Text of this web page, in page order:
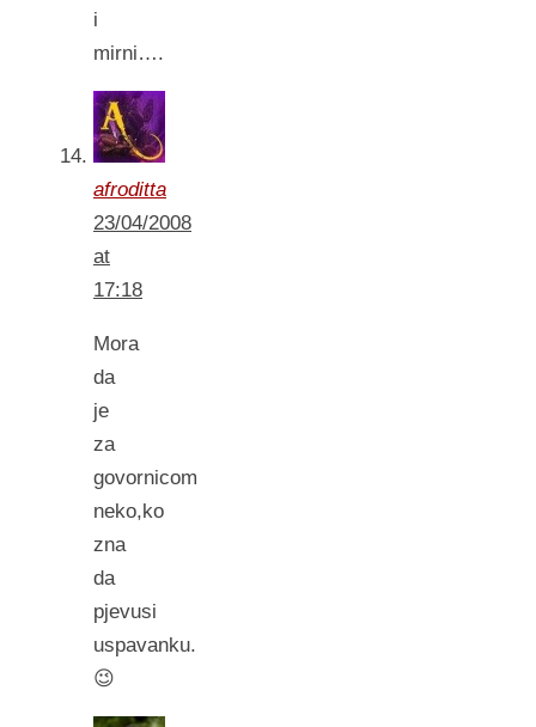
i
mirni….
afroditta
23/04/2008
at
17:18
Mora
da
je
za
govornicom
neko,ko
zna
da
pjevusi
uspavanku.
😉